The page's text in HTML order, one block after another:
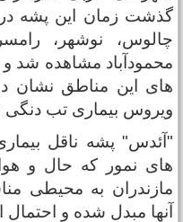
زمان این پشه در
نوشهر، رامسر،
مشاهده شد و
این مناطق نشان
بیماری تب دنگی
پشه ناقل
نمور که حال و
به محیطی
مبدل شده و احتمال